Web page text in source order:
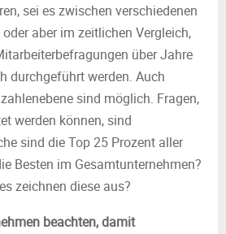
sei es zwischen verschiedenen
aber im zeitlichen Vergleich,
über Jahre
durchgeführt werden. Auch
sind möglich. Fragen,
werden können, sind
sind die Top 25 Prozent aller
Besten im Gesamtunternehmen?
zeichnen diese aus?
beachten, damit